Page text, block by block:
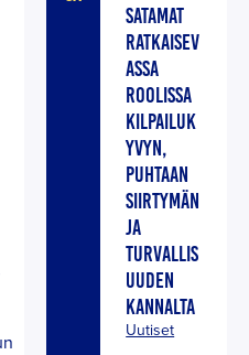
SATAMAT
RATKAISEV
ASSA
ROOLISSA
KILPAILUK
YVYN,
PUHTAAN
SIIRTYMÄN
JA
TURVALLIS
UUDEN
KANNALTA
Uutiset